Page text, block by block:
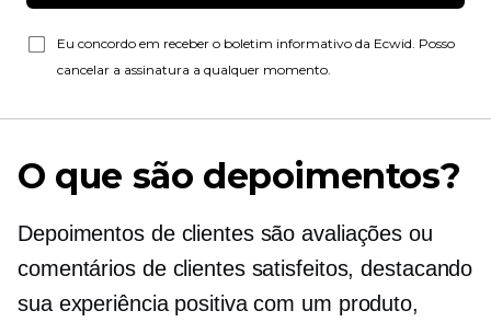
Eu concordo em receber o boletim informativo da Ecwid. Posso
cancelar a assinatura a qualquer momento.
O que são depoimentos?
Depoimentos de clientes são avaliações ou
comentários de clientes satisfeitos, destacando
sua experiência positiva com um produto,